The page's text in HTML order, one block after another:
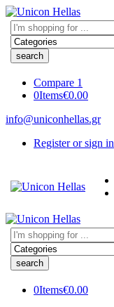
Search
here
Compare 1
0Items€0.00
info@uniconhellas.gr
Register or sign in
Search
here
0Items€0.00